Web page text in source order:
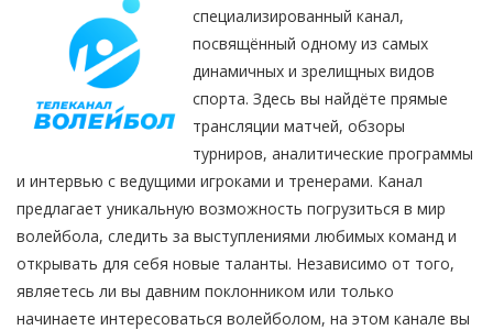
специализированный канал,
посвящённый одному из самых
динамичных и зрелищных видов
спорта. Здесь вы найдёте прямые
трансляции матчей, обзоры
турниров, аналитические программы
и интервью с ведущими игроками и тренерами. Канал
предлагает уникальную возможность погрузиться в мир
волейбола, следить за выступлениями любимых команд и
открывать для себя новые таланты. Независимо от того,
являетесь ли вы давним поклонником или только
начинаете интересоваться волейболом, на этом канале вы